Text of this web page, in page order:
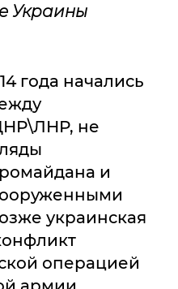
Украины
года начались
не
и
украинская
операцией